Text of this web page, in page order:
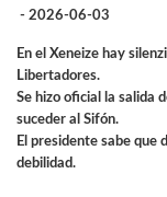
- 2026-06-03
En el Xeneize hay
Libertadores.
Se hizo oficial la salida
suceder al Sifón.
El presidente sabe que
debilidad.